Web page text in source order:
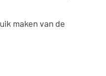
maken van de